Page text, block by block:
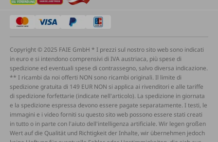
Copyright © 2025 FAIE GmbH * I prezzi sul nostro sito web sono indicati
in euro e si intendono comprensivi di IVA austriaca, più spese di
spedizione ed eventuali spese di contrassegno, salvo diversa indicazione.
** I ricambi da noi offerti NON sono ricambi originali. Il limite di
spedizione gratuita di 149 EUR NON si applica ai rivenditori e alle tariffe
di spedizione forfettarie (indicate nell'articolo). La spedizione in giornata
e la spedizione espressa devono essere pagate separatamente. I testi, le
immagini e i video forniti su questo sito web possono essere stati creati
in tutto o in parte con l'aiuto dell'intelligenza artificiale. Wir legen großen
Wert auf die Qualität und Richtigkeit der Inhalte, wir übernehmen jedoch